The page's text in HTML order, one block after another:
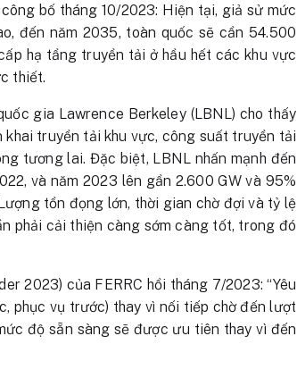
bố tháng 10/2023: Hiện tại, giả sử mức
đến năm 2035, toàn quốc sẽ cần 54.500
hạ tầng truyền tải ở hầu hết các khu vực
thiết.
gia Lawrence Berkeley (LBNL) cho thấy
khai truyền tải khu vực, công suất truyền tải
tương lai. Đặc biệt, LBNL nhấn mạnh đến
và năm 2023 lên gần 2.600 GW và 95%
tồn đọng lớn, thời gian chờ đợi và tỷ lệ
phải cải thiện càng sớm càng tốt, trong đó
2023) của FERRC hồi tháng 7/2023: “Yêu
phục vụ trước) thay vì nối tiếp chờ đến lượt
độ sẵn sàng sẽ được ưu tiên thay vì đến